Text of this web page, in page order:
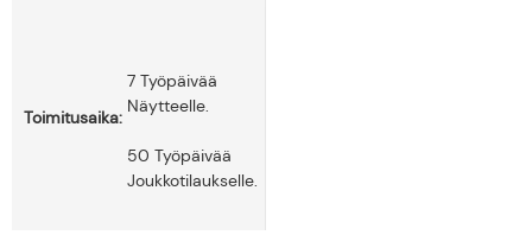
Toimitusaika:
7 Työpäivää
Näytteelle.
50 Työpäivää
Joukkotilaukselle.